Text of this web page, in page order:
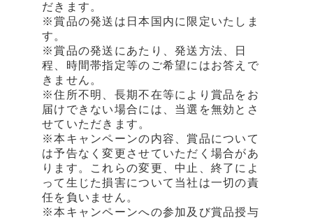
だきます。
※賞品の発送は日本国内に限定いたしま
す。
※賞品の発送にあたり、発送方法、日
程、時間帯指定等のご希望にはお答えで
きません。
※住所不明、長期不在等により賞品をお
届けできない場合には、当選を無効とさ
せていただきます。
※本キャンペーンの内容、賞品について
は予告なく変更させていただく場合があ
ります。これらの変更、中止、終了によ
って生じた損害について当社は一切の責
任を負いません。
※本キャンペーンへの参加及び賞品授与